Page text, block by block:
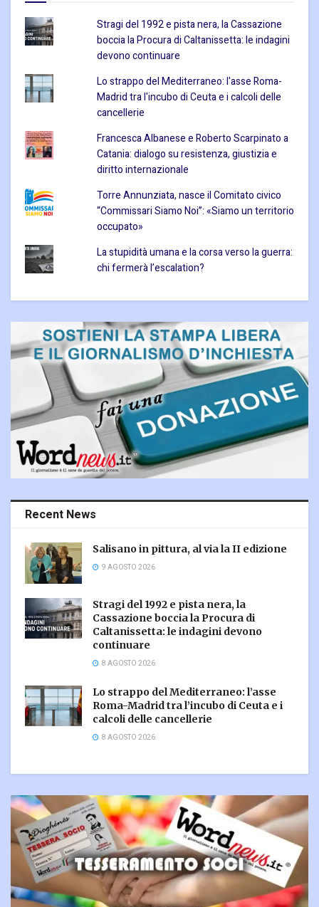
Stragi del 1992 e pista nera, la Cassazione
boccia la Procura di Caltanissetta: le indagini
devono continuare
Lo strappo del Mediterraneo: l'asse Roma-
Madrid tra l'incubo di Ceuta e i calcoli delle
cancellerie
Francesca Albanese e Roberto Scarpinato a
Catania: dialogo su resistenza, giustizia e
diritto internazionale
Torre Annunziata, nasce il Comitato civico
“Commissari Siamo Noi”: «Siamo un territorio
occupato»
La stupidità umana e la corsa verso la guerra:
chi fermerà l’escalation?
Recent News
Salisano in pittura, al via la II edizione
9 AGOSTO 2026
Stragi del 1992 e pista nera, la
Cassazione boccia la Procura di
Caltanissetta: le indagini devono
continuare
8 AGOSTO 2026
Lo strappo del Mediterraneo: l’asse
Roma-Madrid tra l’incubo di Ceuta e i
calcoli delle cancellerie
8 AGOSTO 2026